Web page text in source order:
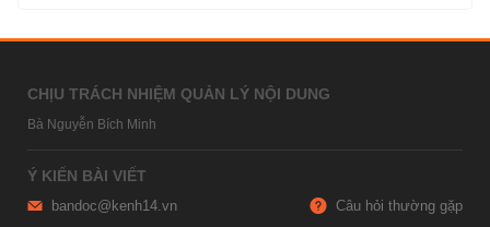
CHỊU TRÁCH NHIỆM QUẢN LÝ NỘI DUNG
Bà Nguyễn Bích Minh
Ý KIẾN BÀI VIẾT
bandoc@kenh14.vn Câu hỏi thường gặp